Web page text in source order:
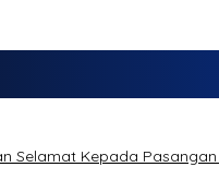
Selamat Kepada